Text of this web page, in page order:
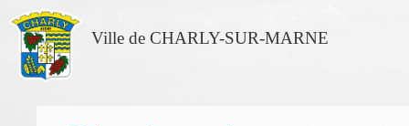
Ville de CHARLY-SUR-MARNE